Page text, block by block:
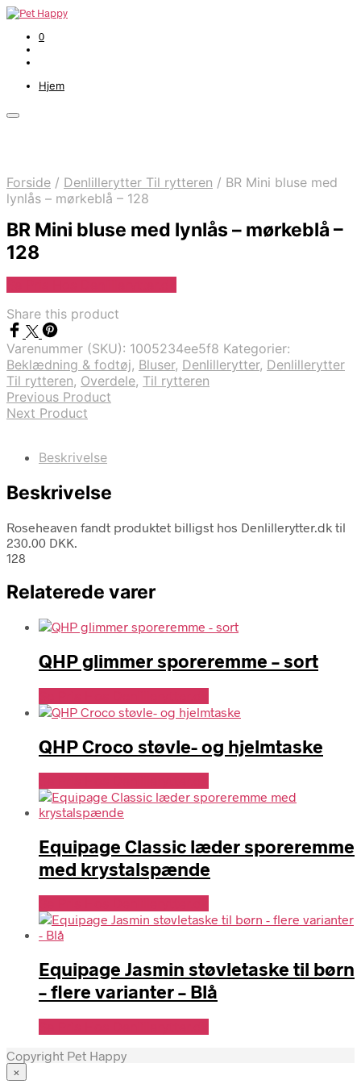
0
Hjem
Forside / Denlillerytter Til rytteren / BR Mini bluse med
lynlås – mørkeblå – 128
BR Mini bluse med lynlås – mørkeblå –
128
Share this product
Varenummer (SKU): 1005234ee5f8 Kategorier:
Beklædning & fodtøj, Bluser, Denlillerytter, Denlillerytter
Til rytteren, Overdele, Til rytteren
Previous Product
Next Product
Beskrivelse
Beskrivelse
Roseheaven fandt produktet billigst hos Denlillerytter.dk til
230.00 DKK.
128
Relaterede varer
QHP glimmer sporeremme – sort
QHP Croco støvle- og hjelmtaske
Equipage Classic læder sporeremme
med krystalspænde
Equipage Jasmin støvletaske til børn
– flere varianter – Blå
Copyright Pet Happy
×